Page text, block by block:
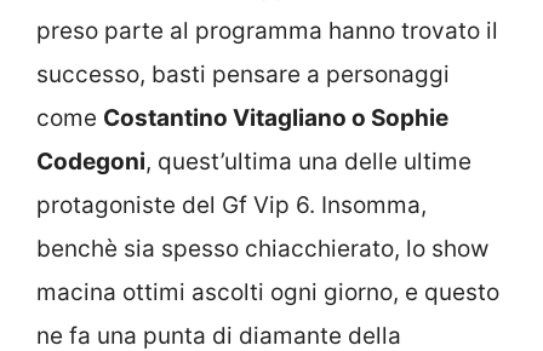
preso parte al programma hanno trovato il
successo, basti pensare a personaggi
come Costantino Vitagliano o Sophie
Codegoni, quest’ultima una delle ultime
protagoniste del Gf Vip 6. Insomma,
benchè sia spesso chiacchierato, lo show
macina ottimi ascolti ogni giorno, e questo
ne fa una punta di diamante della